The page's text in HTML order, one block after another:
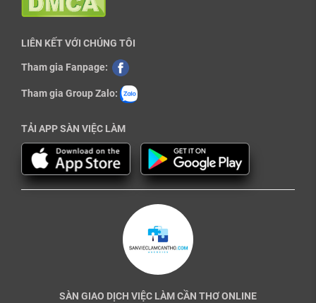
LIÊN KẾT VỚI CHÚNG TÔI
Tham gia Fanpage:
Tham gia Group Zalo:
TẢI APP SÀN VIỆC LÀM
SÀN GIAO DỊCH VIỆC LÀM CẦN THƠ ONLINE